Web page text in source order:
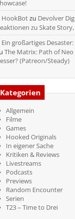
HookBotzu Devolver
zu Skate
Ein großartiges
The Matrix: Path of
(Patreon/Steady)
Kategorien
Allgemein
Filme
Games
Hooked Originals
In eigener Sache
Kritiken & Reviews
Livestreams
Podcasts
Previews
Random Encounter
Serien
T23 – Time to Drei